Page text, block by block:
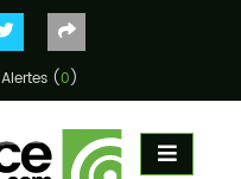
Alertes (0)